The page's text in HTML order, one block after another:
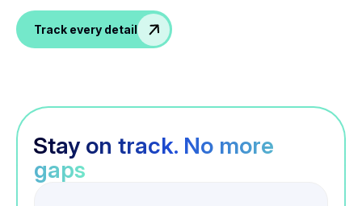
Track every detail
Stay on track. No more
gaps